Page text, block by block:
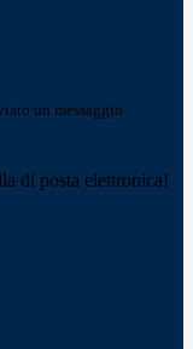
un messaggio
di posta elettronica!